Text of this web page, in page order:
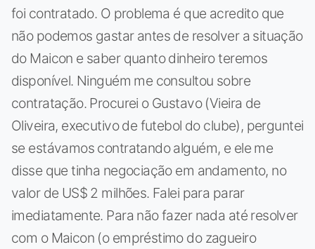
foi contratado. O problema é que acredito que
não podemos gastar antes de resolver a situação
do Maicon e saber quanto dinheiro teremos
disponível. Ninguém me consultou sobre
contratação. Procurei o Gustavo (Vieira de
Oliveira, executivo de futebol do clube), perguntei
se estávamos contratando alguém, e ele me
disse que tinha negociação em andamento, no
valor de US$ 2 milhões. Falei para parar
imediatamente. Para não fazer nada até resolver
com o Maicon (o empréstimo do zagueiro